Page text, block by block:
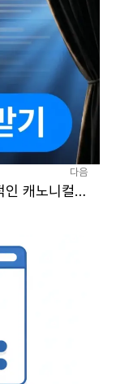
다음
SEO 친화적인 캐노니컬 태그(Canonical Tag)의 모든 것